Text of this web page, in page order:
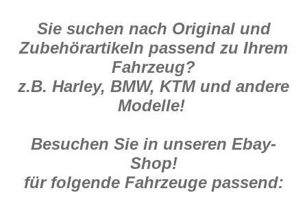
Sie suchen nach Original und
Zubehörartikeln passend zu Ihrem
Fahrzeug?
z.B. Harley, BMW, KTM und andere
Modelle!
Besuchen Sie in unseren Ebay-
Shop!
für folgende Fahrzeuge passend: